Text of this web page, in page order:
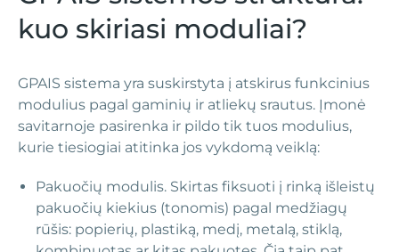
kuo skiriasi moduliai?
GPAIS sistema yra suskirstyta į atskirus funkcinius
modulius pagal gaminių ir atliekų srautus. Įmonė
savitarnoje pasirenka ir pildo tik tuos modulius,
kurie tiesiogiai atitinka jos vykdomą veiklą:
Pakuočių modulis. Skirtas fiksuoti į rinką išleistų
pakuočių kiekius (tonomis) pagal medžiagų
rūšis: popierių, plastiką, medį, metalą, stiklą,